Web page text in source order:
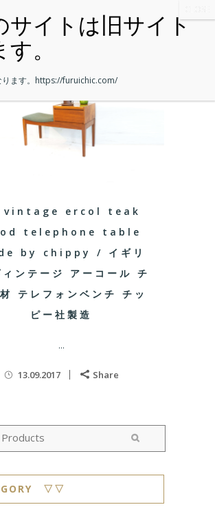
vintage ercol teak
telephone table
by chippy / イギリ
ンテージ アーコール チ
テレフォンベンチ チッ
ピー社製造
...
13.09.2017 Share
▽▽
ます。 https://furuichic.com/